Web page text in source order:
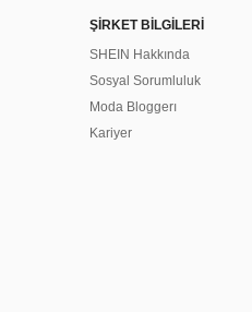
ŞİRKET BİLGİLERİ
SHEIN Hakkında
Sosyal Sorumluluk
Moda Bloggerı
Kariyer